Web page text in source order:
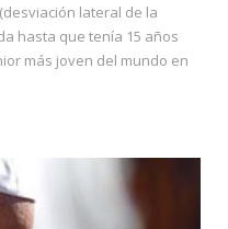
lateral de la
hasta que tenía 15 años
más joven del mundo en